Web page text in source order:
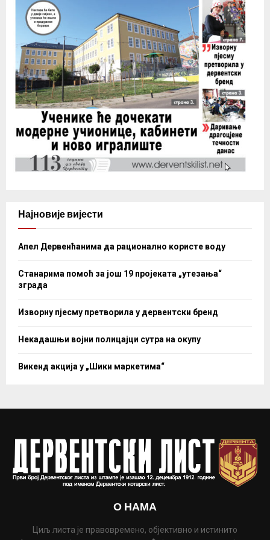
Најновије вијести
Апел Дервенћанима да рационално користе воду
Станарима помоћ за још 19 пројеката „утезања“
зграда
Изворну пјесму претворила у дервентски бренд
Некадашњи војни полицајци сутра на окупу
Викенд акција у „Шики маркетима“
О НАМА
Циљ листа је правовремено, објективно и истинито